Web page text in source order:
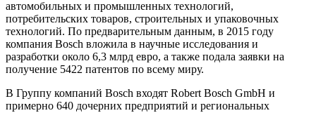
автомобильных и промышленных технологий,
потребительских товаров, строительных и упаковочных
технологий. По предварительным данным, в 2015 году
компания Bosch вложила в научные исследования и
разработки около 6,3 млрд евро, а также подала заявки на
получение 5422 патентов по всему миру.
В Группу компаний Bosch входят Robert Bosch GmbH и
примерно 640 дочерних предприятий и региональных